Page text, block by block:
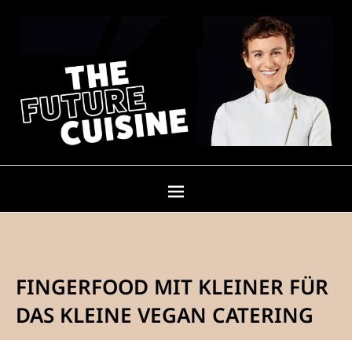
FINGERFOOD MIT KLEINER FÜR
DAS KLEINE VEGAN CATERING